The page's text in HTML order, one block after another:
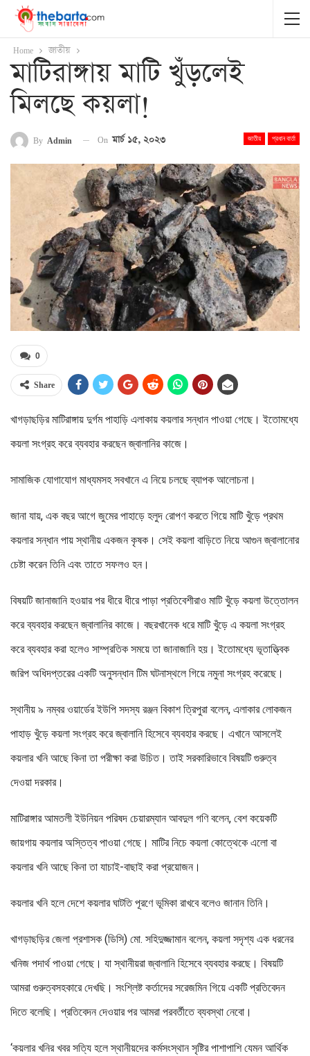
Home জাতীয়
মাটিরাঙ্গায় মাটি খুঁড়লেই
মিলছে কয়লা!
জাতীয় প্রধান বার্তা
By Admin On মার্চ ১৫, ২০২৩
0
Share
খাগড়াছড়ির মাটিরাঙ্গায় দুর্গম পাহাড়ি এলাকায় কয়লার সন্ধান পাওয়া গেছে। ইতোমধ্যে
কয়লা সংগ্রহ করে ব্যবহার করছেন জ্বালানির কাজে।
সামাজিক যোগাযোগ মাধ্যমসহ সবখানে এ নিয়ে চলছে ব্যাপক আলোচনা।
জানা যায়, এক বছর আগে জুমের পাহাড়ে হলুদ রোপণ করতে গিয়ে মাটি খুঁড়ে প্রথম
কয়লার সন্ধান পায় স্থানীয় একজন কৃষক। সেই কয়লা বাড়িতে নিয়ে আগুন জ্বালানোর
চেষ্টা করেন তিনি এবং তাতে সফলও হন।
বিষয়টি জানাজানি হওয়ার পর ধীরে ধীরে পাড়া প্রতিবেশীরাও মাটি খুঁড়ে কয়লা উত্তোলন
করে ব্যবহার করছেন জ্বালানির কাজে। বছরখানেক ধরে মাটি খুঁড়ে এ কয়লা সংগ্রহ
করে ব্যবহার করা হলেও সাম্প্রতিক সময়ে তা জানাজানি হয়। ইতোমধ্যে ভূতাত্ত্বিক
জরিপ অধিদপ্তরের একটি অনুসন্ধান টিম ঘটনাস্থলে গিয়ে নমুনা সংগ্রহ করেছে।
স্থানীয় ৯ নম্বর ওয়ার্ডের ইউপি সদস্য রঞ্জন বিকাশ ত্রিপুরা বলেন, এলাকার লোকজন
পাহাড় খুঁড়ে কয়লা সংগ্রহ করে জ্বালানি হিসেবে ব্যবহার করছে। এখানে আসলেই
কয়লার খনি আছে কিনা তা পরীক্ষা করা উচিত। তাই সরকারিভাবে বিষয়টি গুরুত্ব
দেওয়া দরকার।
মাটিরাঙ্গার আমতলী ইউনিয়ন পরিষদ চেয়ারম্যান আবদুল গণি বলেন, বেশ কয়েকটি
জায়গায় কয়লার অস্তিত্ব পাওয়া গেছে। মাটির নিচে কয়লা কোত্থেকে এলো বা
কয়লার খনি আছে কিনা তা যাচাই-বাছাই করা প্রয়োজন।
কয়লার খনি হলে দেশে কয়লার ঘাটতি পূরণে ভূমিকা রাখবে বলেও জানান তিনি।
খাগড়াছড়ির জেলা প্রশাসক (ডিসি) মো. সহিদুজ্জামান বলেন, কয়লা সদৃশ্য এক ধরনের
খনিজ পদার্থ পাওয়া গেছে। যা স্থানীয়রা জ্বালানি হিসেবে ব্যবহার করছে। বিষয়টি
আমরা গুরুত্বসহকারে দেখছি। সংশ্লিষ্ট কর্তাদের সরেজমিন গিয়ে একটি প্রতিবেদন
দিতে বলেছি। প্রতিবেদন দেওয়ার পর আমরা পরবর্তীতে ব্যবস্থা নেবো।
‘কয়লার খনির খবর সত্যি হলে স্থানীয়দের কর্মসংস্থান সৃষ্টির পাশাপাশি যেমন আর্থিক